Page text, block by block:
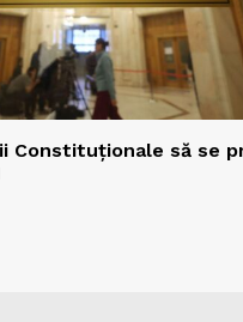
Constituționale să se